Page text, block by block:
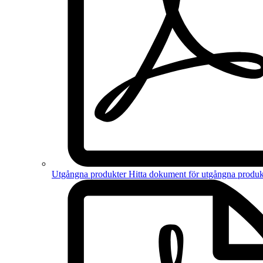
Utgångna produkter Hitta dokument förutgångna